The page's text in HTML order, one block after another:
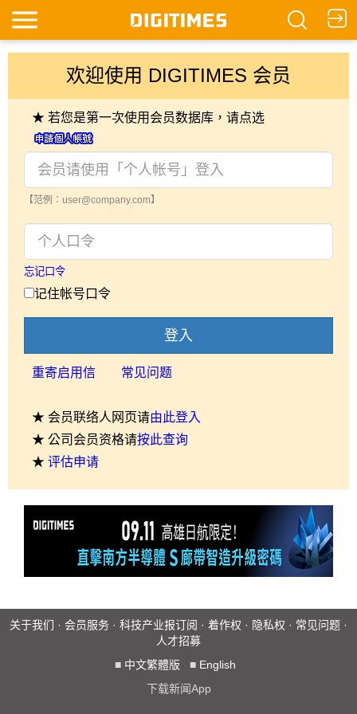
欢迎使用 DIGITIMES 会员
★ 若您是第一次使用会员数据库，请点选
【范例：user@company.com】
忘记口令
记住帐号口令
登入
重寄启用信 常见问题
★ 会员联络人网页请由此登入
★ 公司会员资格请按此查询
★ 评估申请
关于我们 · 会员服务 · 科技产业报订阅 · 着作权 · 隐私权 · 常见问题 ·
人才招募
■ 中文繁體版 ■ English
下载新闻App